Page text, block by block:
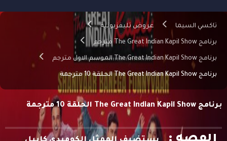
تاكسي السيما عروض تليفزيونية
برنامج The Great Indian Kapil Show مترجم
برنامج The Great Indian Kapil Show الموسم الاول مترجم
برنامج The Great Indian Kapil Show الحلقة 10 مترجمة
برنامج The Great Indian Kapil Show الحلقة 10 مترجمة